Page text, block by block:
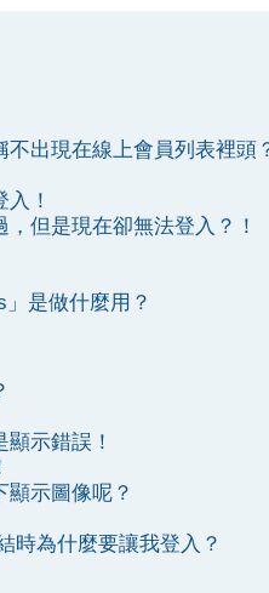
出現在線上會員列表裡頭
！
但是現在卻無法登入？！
」是做什麼用？
示錯誤！
示圖像呢？
時為什麼要讓我登入？